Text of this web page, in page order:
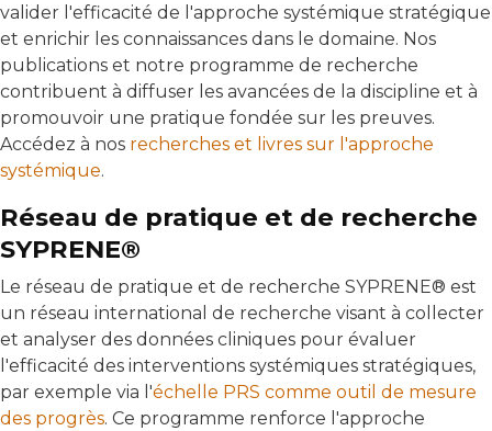
valider l'efficacité de l'approche systémique stratégique
et enrichir les connaissances dans le domaine. Nos
publications et notre programme de recherche
contribuent à diffuser les avancées de la discipline et à
promouvoir une pratique fondée sur les preuves.
Accédez à nos recherches et livres sur l'approche
systémique.
Réseau de pratique et de recherche
SYPRENE®
Le réseau de pratique et de recherche SYPRENE® est
un réseau international de recherche visant à collecter
et analyser des données cliniques pour évaluer
l'efficacité des interventions systémiques stratégiques,
par exemple via l'échelle PRS comme outil de mesure
des progrès. Ce programme renforce l'approche